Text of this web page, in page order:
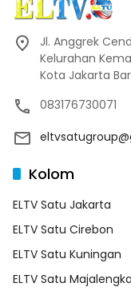
Jl. Anggrek
Kelurahan
Kota Jakarta
083176730071
Kolom
ELTV Satu Jakarta
ELTV Satu Cirebon
ELTV Satu Kuningan
ELTV Satu Majalengka